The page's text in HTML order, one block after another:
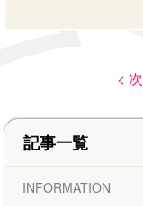
<
記事一覧
INFORMATION